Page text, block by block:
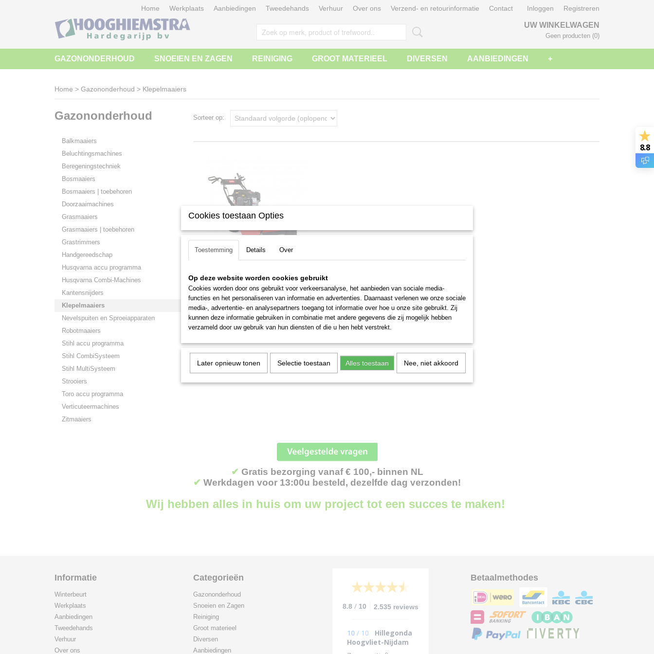
Home Werkplaats Aanbiedingen Tweedehands Verhuur Over ons Verzend- en retourinformatie Contact Inloggen Registreren
UW WINKELWAGEN
Geen producten (0)
GAZONONDERHOUD SNOEIEN EN ZAGEN REINIGING GROOT MATERIEEL DIVERSEN AANBIEDINGEN +
Home > Gazononderhoud > Klepelmaaiers
Gazononderhoud
Balkmaaiers
Beluchtingsmachines
Beregeningstechniek
Bosmaaiers
Bosmaaiers | toebehoren
Doorzaaimachines
Grasmaaiers
Grasmaaiers | toebehoren
Grastrimmers
Handgereedschap
Husqvarna accu programma
Husqvarna Combi-Machines
Kantensnijders
Klepelmaaiers
Nevelspuiten en Sproeiapparaten
Robotmaaiers
Stihl accu programma
Stihl CombiSysteem
Stihl MultiSysteem
Strooiers
Toro accu programma
Verticuteermachines
Zitmaaiers
Sorteer op:
Toro BRC-28 klepelmaaier 14.5 pk OHV Toro
motor 71 cm…
€ 7.671,40
✔ Gratis bezorging vanaf € 100,- binnen NL
✔ Werkdagen voor 13:00u besteld, dezelfde dag verzonden!
Wij hebben alles in huis om uw project tot een succes te maken!
Informatie
Winterbeurt
Werkplaats
Aanbiedingen
Tweedehands
Verhuur
Over ons
Categorieën
Gazononderhoud
Snoeien en Zagen
Reiniging
Groot materieel
Diversen
Aanbiedingen
8.8 / 10 2.535 reviews
10 / 10
Hillegonda
Hoogvliet-Nijdam
8.8
Betaalmethodes
Cookies toestaan Opties
Toestemming Details Over
Op deze website worden cookies gebruikt
Cookies worden door ons gebruikt voor verkeersanalyse, het aanbieden van sociale media-
functies en het personaliseren van informatie en advertenties. Daarnaast verlenen we onze sociale
media-, advertentie- en analysepartners toegang tot informatie over hoe u onze site gebruikt. Zij
kunnen deze informatie gebruiken in combinatie met andere gegevens die zij mogelijk hebben
verzameld door uw gebruik van hun diensten of die u hen hebt verstrekt.
Later opnieuw tonen Selectie toestaan Alles toestaan Nee, niet akkoord